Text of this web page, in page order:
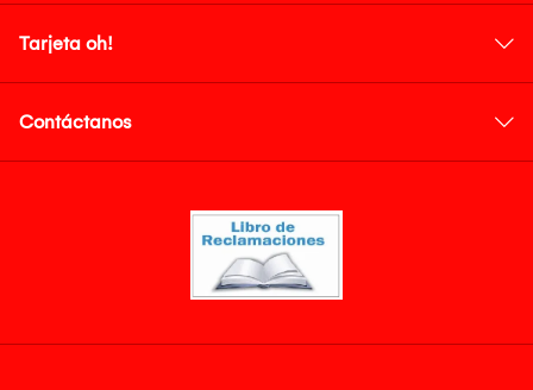
Tarjeta oh!
Contáctanos